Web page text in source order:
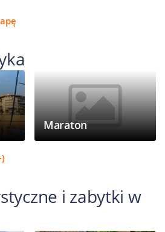
Maraton
i zabytki w